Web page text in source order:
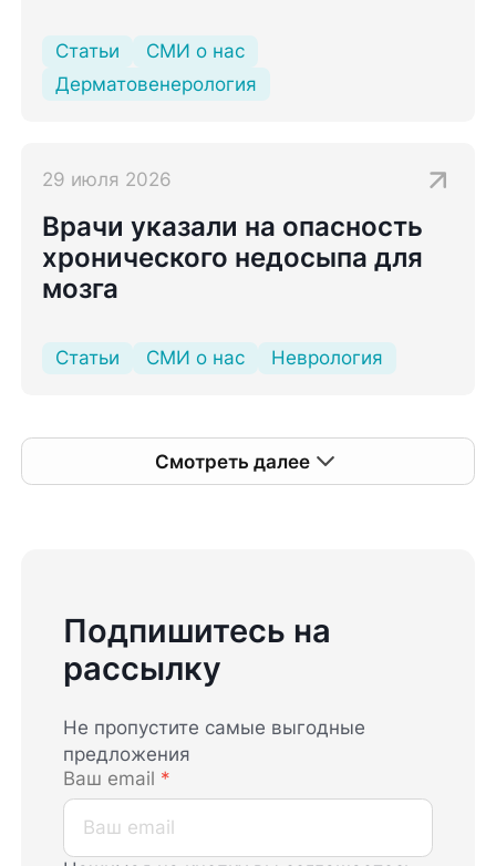
Статьи
СМИ о нас
Дерматовенерология
29 июля 2026
Врачи указали на опасность
хронического недосыпа для
мозга
Статьи СМИ о нас Неврология
Смотреть далее
Подпишитесь на
рассылку
Не пропустите самые выгодные
предложения
Ваш email *